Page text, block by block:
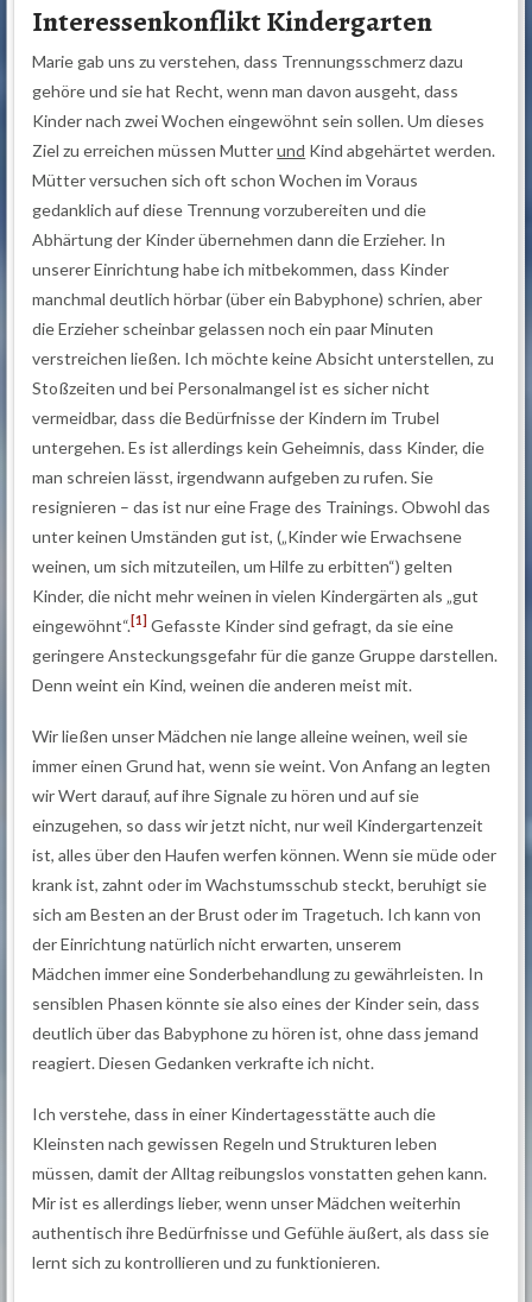
Interessenkonflikt Kindergarten
Marie gab uns zu verstehen, dass Trennungsschmerz dazu
gehöre und sie hat Recht, wenn man davon ausgeht, dass
Kinder nach zwei Wochen eingewöhnt sein sollen. Um dieses
Ziel zu erreichen müssen Mutterund Kind abgehärtet werden.
Mütter versuchen sich oft schon Wochen im Voraus
gedanklich auf diese Trennung vorzubereiten und die
Abhärtung der Kinder übernehmen dann die Erzieher. In
unserer Einrichtung habe ich mitbekommen, dass Kinder
manchmal deutlich hörbar (über ein Babyphone) schrien, aber
die Erzieher scheinbar gelassen noch ein paar Minuten
verstreichen ließen. Ich möchte keine Absicht unterstellen, zu
Stoßzeiten und bei Personalmangel ist es sicher nicht
vermeidbar, dass die Bedürfnisse der Kindern im Trubel
untergehen. Es ist allerdings kein Geheimnis, dass Kinder, die
man schreien lässt, irgendwann aufgeben zu rufen. Sie
resignieren – das ist nur eine Frage des Trainings. Obwohl das
unter keinen Umständen gut ist, („Kinder wie Erwachsene
weinen, um sich mitzuteilen, um Hilfe zu erbitten“) gelten
Kinder, die nicht mehr weinen in vielen Kindergärten als „gut
eingewöhnt“.[1]
Gefasste Kinder sind gefragt, da sie eine
geringere Ansteckungsgefahr für die ganze Gruppe darstellen.
Denn weint ein Kind, weinen die anderen meist mit.
Wir ließen unser Mädchen nie lange alleine weinen, weil sie
immer einen Grund hat, wenn sie weint. Von Anfang an legten
wir Wert darauf, auf ihre Signale zu hören und auf sie
einzugehen, so dass wir jetzt nicht, nur weil Kindergartenzeit
ist, alles über den Haufen werfen können. Wenn sie müde oder
krank ist, zahnt oder im Wachstumsschub steckt, beruhigt sie
sich am Besten an der Brust oder im Tragetuch. Ich kann von
der Einrichtung natürlich nicht erwarten, unserem
Mädchen immer eine Sonderbehandlung zu gewährleisten. In
sensiblen Phasen könnte sie also eines der Kinder sein, dass
deutlich über das Babyphone zu hören ist, ohne dass jemand
reagiert. Diesen Gedanken verkrafte ich nicht.
Ich verstehe, dass in einer Kindertagesstätte auch die
Kleinsten nach gewissen Regeln und Strukturen leben
müssen, damit der Alltag reibungslos vonstatten gehen kann.
Mir ist es allerdings lieber, wenn unser Mädchen weiterhin
authentisch ihre Bedürfnisse und Gefühle äußert, als dass sie
lernt sich zu kontrollieren und zu funktionieren.